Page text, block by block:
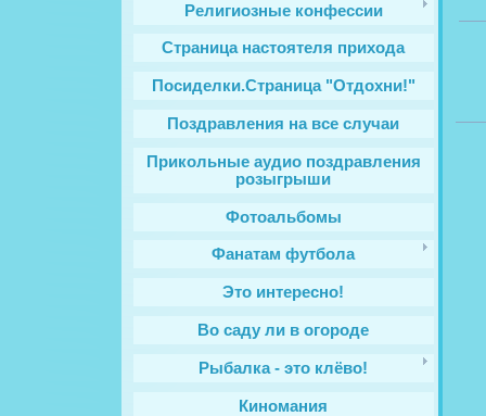
Религиозные конфессии
Cтраница настоятеля прихода
Посиделки.Страница "Отдохни!"
Поздравления на все случаи
Прикольные аудио поздравления
розыгрыши
Фотоальбомы
Фанатам футбола
Это интересно!
Во саду ли в огороде
Рыбалка - это клёво!
Киномания